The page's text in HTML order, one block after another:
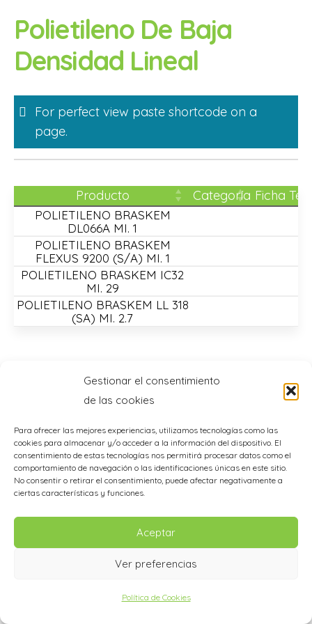
Gestionar el consentimiento
de las cookies
Para ofrecer las mejores experiencias, utilizamos tecnologías como las
cookies para almacenar y/o acceder a la información del dispositivo. El
consentimiento de estas tecnologías nos permitirá procesar datos como el
comportamiento de navegación o las identificaciones únicas en este sitio.
No consentir o retirar el consentimiento, puede afectar negativamente a
ciertas características y funciones.
Aceptar
Ver preferencias
Política de Cookies
content
Polietileno De Baja
Densidad Lineal
For perfect view paste shortcode on a
page.
Producto Categoría Ficha
POLIETILENO BRASKEM
DL066A MI. 1
POLIETILENO BRASKEM
FLEXUS 9200 (S/A) MI. 1
POLIETILENO BRASKEM IC32
MI. 29
POLIETILENO BRASKEM LL 318
(SA) MI. 2.7